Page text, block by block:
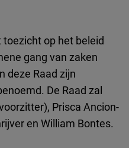
toezicht op het beleid
gang van zaken
deze Raad zijn
De Raad zal
Prisca Ancion-
en William Bontes.